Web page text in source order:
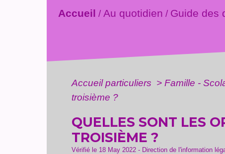
Accueil / Au quotidien / Guide des
Accueil particuliers > Famille -
troisième ?
QUELLES SONT LES
TROISIÈME ?
Vérifié le 18 May 2022 - Direction de l'information